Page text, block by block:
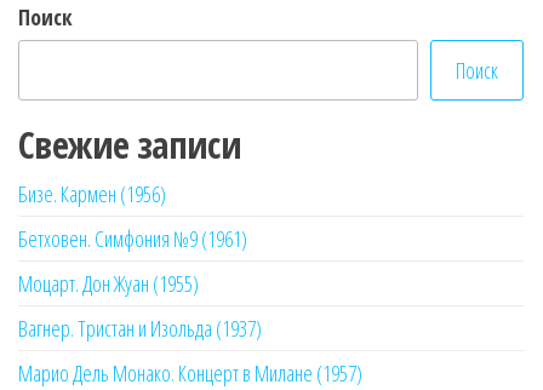
Поиск
Поиск
Свежие записи
Бизе. Кармен (1956)
Бетховен. Симфония №9 (1961)
Моцарт. Дон Жуан (1955)
Вагнер. Тристан и Изольда (1937)
Марио Дель Монако. Концерт в Милане (1957)